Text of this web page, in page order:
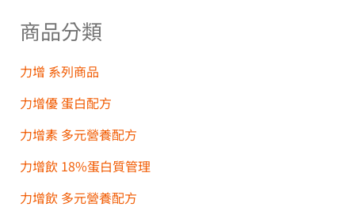
商品分類
力增 系列商品
力增優 蛋白配方
力增素 多元營養配方
力增飲 18%蛋白質管理
力增飲 多元營養配方